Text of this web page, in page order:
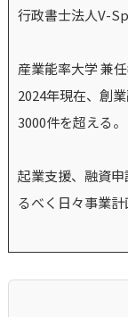
行政書士法人V-
産業能率大学 兼
2024年現在、創
3000件を超える。
起業支援、融資
るべく日々事業計